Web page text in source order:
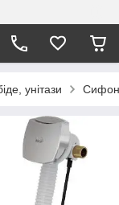
унітази